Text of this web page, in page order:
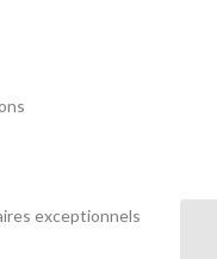
exceptionnels